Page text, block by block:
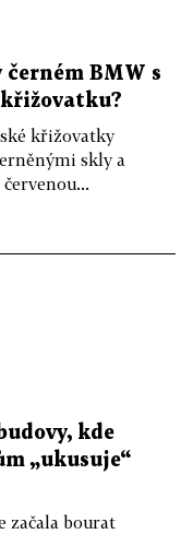
černém BMW s
křižovatku?
křižovatky
skly a
kde
„ukusuje“
začala bourat